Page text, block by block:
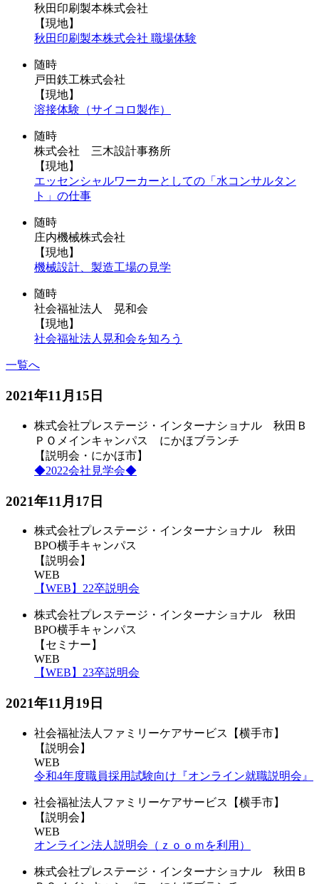
秋田印刷製本株式会社
【現地】
秋田印刷製本株式会社 職場体験
随時
戸田鉄工株式会社
【現地】
溶接体験（サイコロ製作）
随時
株式会社 三木設計事務所
【現地】
エッセンシャルワーカーとしての「水コンサルタン
ト」の仕事
随時
庄内機械株式会社
【現地】
機械設計、製造工場の見学
随時
社会福祉法人 晃和会
【現地】
社会福祉法人晃和会を知ろう
一覧へ
2021年11月15日
株式会社プレステージ・インターナショナル 秋田Ｂ
ＰＯメインキャンパス にかほブランチ
【説明会・にかほ市】
◆2022会社見学会◆
2021年11月17日
株式会社プレステージ・インターナショナル 秋田
BPO横手キャンパス
【説明会】
WEB
【WEB】22卒説明会
株式会社プレステージ・インターナショナル 秋田
BPO横手キャンパス
【セミナー】
WEB
【WEB】23卒説明会
2021年11月19日
社会福祉法人ファミリーケアサービス【横手市】
【説明会】
WEB
令和4年度職員採用試験向け『オンライン就職説明会』
社会福祉法人ファミリーケアサービス【横手市】
【説明会】
WEB
オンライン法人説明会（ｚｏｏｍを利用）
株式会社プレステージ・インターナショナル 秋田Ｂ